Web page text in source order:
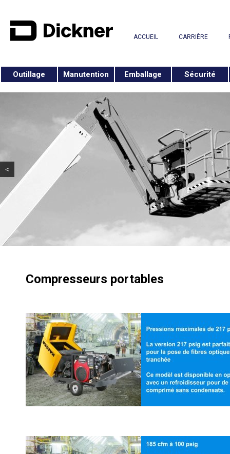
ACCUEIL CARRIÈRE
Outillage Manutention Emballage Sécurité
<
Compresseurs portables